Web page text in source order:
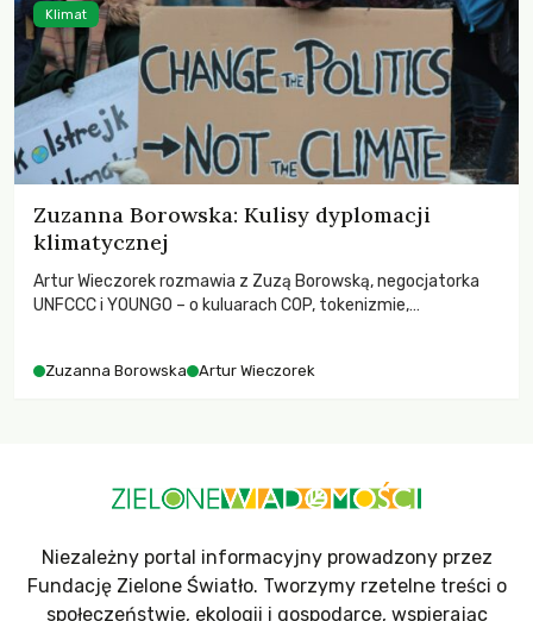
Zuzanna Borowska: Kulisy dyplomacji
klimatycznej
Artur Wieczorek rozmawia z Zuzą Borowską, negocjatorka
UNFCCC i YOUNGO – o kuluarach COP, tokenizmie,
Zuzanna Borowska Artur Wieczorek
Klimat
Niezależny portal informacyjny prowadzony przez
Fundację Zielone Światło. Tworzymy rzetelne treści o
społeczeństwie, ekologii i gospodarce, wspierając